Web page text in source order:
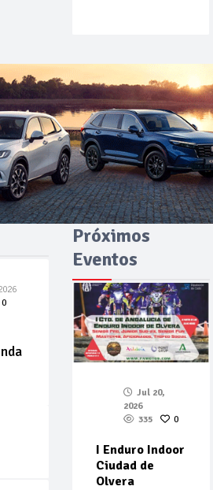
0
Próximos
Eventos
Jul 20,
2026
335
0
I Enduro Indoor
Ciudad de
Olvera